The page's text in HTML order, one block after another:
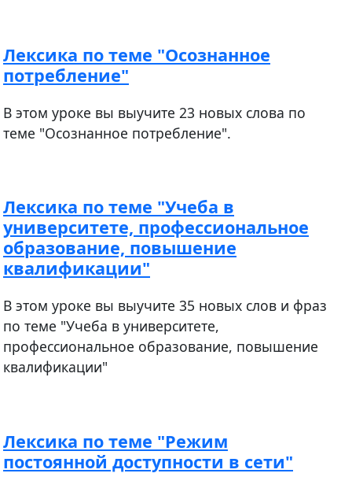
Лексика по теме "Осознанное
потребление"
В этом уроке вы выучите 23 новых слова по
теме "Осознанное потребление".
Лексика по теме "Учеба в
университете, профессиональное
образование, повышение
квалификации"
В этом уроке вы выучите 35 новых слов и фраз
по теме "Учеба в университете,
профессиональное образование, повышение
квалификации"
Лексика по теме "Режим
постоянной доступности в сети"